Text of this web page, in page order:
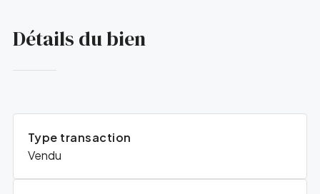
Détails du bien
Type transaction
Vendu